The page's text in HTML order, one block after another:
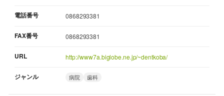
電話番号 0868293381
FAX番号 0868293381
URL http://www7a.biglobe.ne.jp/~dentkoba/
ジャンル 病院 歯科